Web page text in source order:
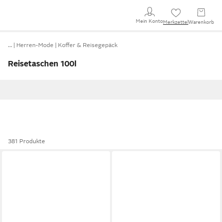
Mein KontoMerkzettel Warenkorb
… Herren-Mode Koffer & Reisegepäck
Reisetaschen 100l
381 Produkte